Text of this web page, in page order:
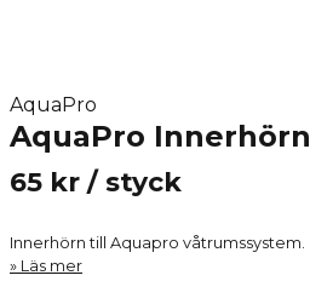
AquaPro
AquaPro Innerhörn
65 kr / styck
Innerhörn till Aquapro våtrumssystem.
Läs mer